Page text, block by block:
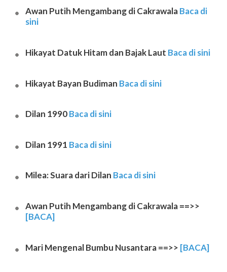
Awan Putih Mengambang di CakrawalaBaca di
sini
Hikayat Datuk Hitam dan Bajak Laut Baca di sini
Hikayat Bayan Budiman Baca di sini
Dilan 1990Baca di sini
Dilan 1991 Baca di sini
Milea: Suara dari Dilan Baca di sini
Awan Putih Mengambang di Cakrawala ==>>
[BACA]
Mari Mengenal Bumbu Nusantara ==>> [BACA]